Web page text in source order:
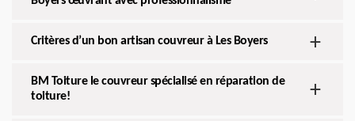
Critères d’un bon artisan couvreur à Les Boyers
BM Toiture le couvreur spécialisé en réparation de
toiture!